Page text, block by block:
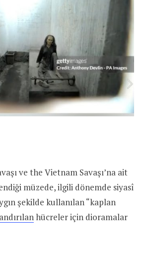
ve the Vietnam Savaşı’na ait
müzede, ilgili dönemde siyasî
şekilde kullanılan “kaplan
hücreler için dioramalar